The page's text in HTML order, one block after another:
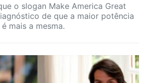
o slogan Make America Great
de que a maior potência
mais a mesma.